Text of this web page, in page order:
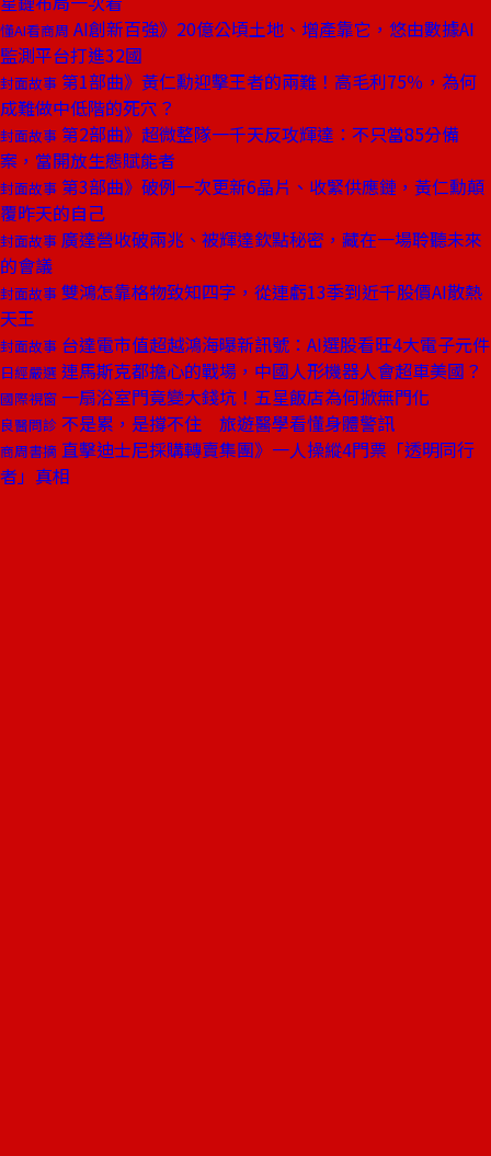
懂AI看商周 AI創新百強》20億公頃土地、增產靠它，悠由數據AI
監測平台打進32國
封面故事 第1部曲》黃仁勳迎擊王者的兩難！高毛利75％，為何
成難做中低階的死穴？
封面故事 第2部曲》超微整隊一千天反攻輝達：不只當85分備
案，當開放生態賦能者
封面故事 第3部曲》破例一次更新6晶片、收緊供應鏈，黃仁勳顛
覆昨天的自己
封面故事 廣達營收破兩兆、被輝達欽點秘密，藏在一場聆聽未來
的會議
封面故事 雙鴻怎靠格物致知四字，從連虧13季到近千股價AI散熱
天王
封面故事 台達電市值超越鴻海曝新訊號：AI選股看旺4大電子元件
日經嚴選 連馬斯克都擔心的戰場，中國人形機器人會超車美國？
國際視窗 一扇浴室門竟變大錢坑！五星飯店為何掀無門化
良醫問診 不是累，是撐不住 旅遊醫學看懂身體警訊
商周書摘 直擊迪士尼採購轉賣集團》一人操縱4門票「透明同行
者」真相